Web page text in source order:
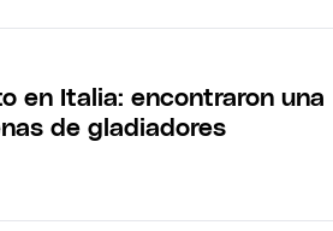
en Italia: encontraron una
de gladiadores